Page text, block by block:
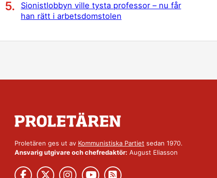
Sionistlobbyn ville tysta professor – nu får
han rätt i arbetsdomstolen
Proletären ges ut av Kommunistiska Partiet sedan 1970.
Ansvarig utgivare och chefredaktör: August Eliasson